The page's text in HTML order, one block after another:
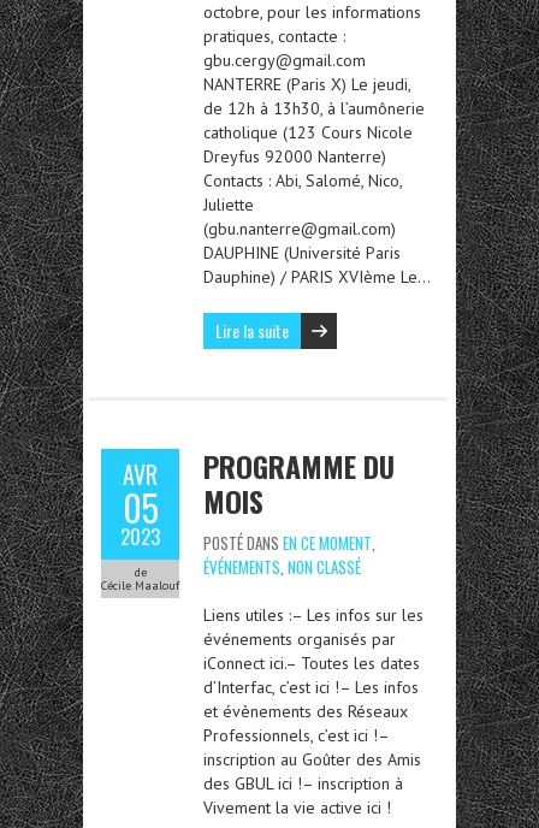
octobre, pour les informations
pratiques, contacte :
gbu.cergy@gmail.com
NANTERRE (Paris X) Le jeudi,
de 12h à 13h30, à l’aumônerie
catholique (123 Cours Nicole
Dreyfus 92000 Nanterre)
Contacts : Abi, Salomé, Nico,
Juliette
(gbu.nanterre@gmail.com)
DAUPHINE (Université Paris
Dauphine) / PARIS XVIème Le…
Lire la suite
AVR
05
2023
de
Cécile Maalouf
PROGRAMME DU
MOIS
POSTÉ DANS EN CE MOMENT,
ÉVÉNEMENTS, NON CLASSÉ
Liens utiles :– Les infos sur les
événements organisés par
iConnect ici.– Toutes les dates
d’Interfac, c’est ici !– Les infos
et évènements des Réseaux
Professionnels, c’est ici !–
inscription au Goûter des Amis
des GBUL ici !– inscription à
Vivement la vie active ici !